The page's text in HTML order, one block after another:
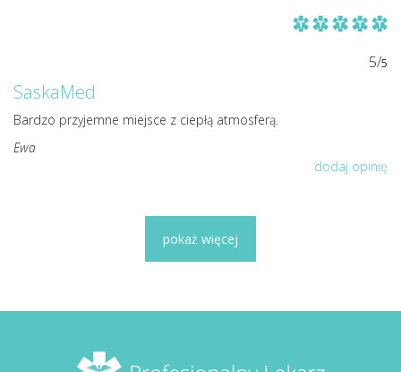
5/5
SaskaMed
Bardzo przyjemne miejsce z ciepłą atmosferą.
Ewa
dodaj opinię
pokaż więcej